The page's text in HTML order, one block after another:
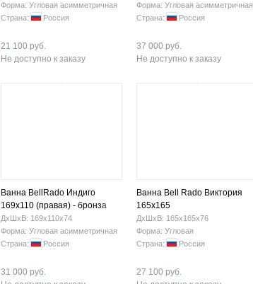
Форма: Угловая асимметричная
Страна:
Россия
21 100 руб.
Не доступно к заказу
Форма: Угловая асимметричная
Страна:
Россия
37 000 руб.
Не доступно к заказу
Ванна BellRado Индиго
169х110 (правая) - бронза
ДхШхВ: 169х110х74
Форма: Угловая асимметричная
Страна:
Россия
31 000 руб.
Ванна Bell Rado Виктория
165х165
ДхШхВ: 165х165х76
Форма: Угловая
Страна:
Россия
27 100 руб.